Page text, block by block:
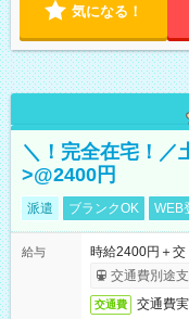
気になる！
＼！完全在宅！／
>@2400円
派遣 ブランクOK WEB
給与
時給2400円＋交
交通費別途
交通費 交通費